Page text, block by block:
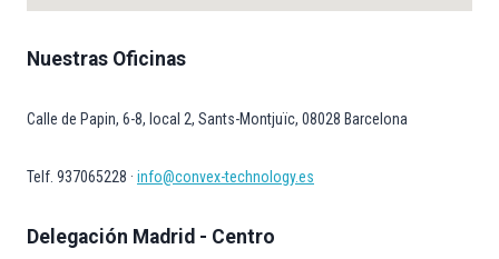
Nuestras Oficinas
Calle de Papin, 6-8, local 2, Sants-Montjuïc, 08028 Barcelona
Telf. 937065228 · info@convex-technology.es
Delegación Madrid - Centro